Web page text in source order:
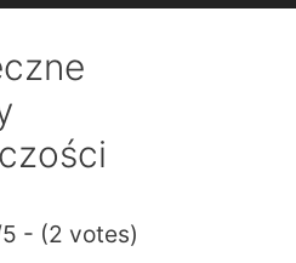
- (2 votes)